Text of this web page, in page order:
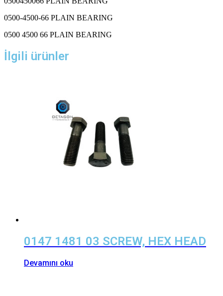
0500-4500-66 PLAIN BEARING
0500 4500 66 PLAIN BEARING
İlgili ürünler
0147 1481 03 SCREW, HEX HEAD
Devamını oku